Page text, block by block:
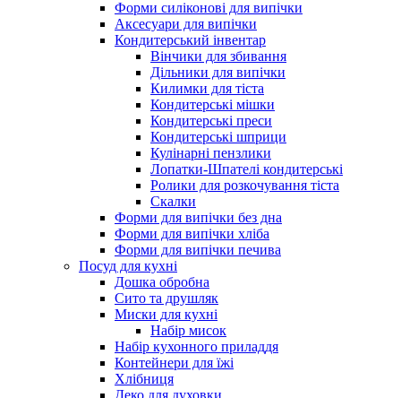
Форми силіконові для випічки
Аксесуари для випічки
Кондитерський інвентар
Вінчики для збивання
Дільники для випічки
Килимки для тіста
Кондитерські мішки
Кондитерські преси
Кондитерські шприци
Кулінарні пензлики
Лопатки-Шпателі кондитерські
Ролики для розкочування тіста
Скалки
Форми для випічки без дна
Форми для випічки хліба
Форми для випічки печива
Посуд для кухні
Дошка обробна
Сито та друшляк
Миски для кухні
Набір мисок
Набір кухонного приладдя
Контейнери для їжі
Хлібниця
Деко для духовки